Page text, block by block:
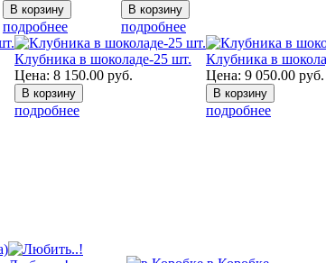
подробнее подробнее
Клубника в шоколаде-25 шт.
Цена: 8 150.00 руб.
подробнее
Клубника в
Цена: 9 050.00 руб.
подробнее